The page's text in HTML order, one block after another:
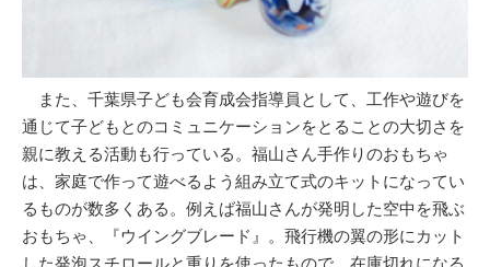
また、千葉県子ども会育成会指導員として、工作や遊びを
通じて子どもとのコミュニケーションをとることの大切さを
親に教える活動も行っている。福山さん手作りのおもちゃ
は、家庭で作って遊べるよう組み立て式のキットになってい
るものが数多くある。例えば福山さんが発明した空中を飛ぶ
おもちゃ、『ウイングブレード』。飛行機の翼の形にカット
した発泡スチロールと重りを使ったもので、在庫切れになる